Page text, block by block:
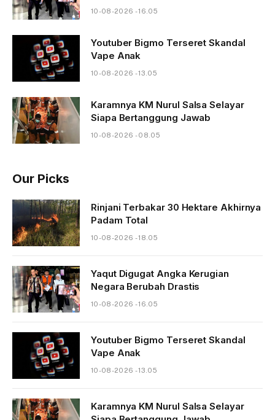
10-08-2026 - 16.05
Youtuber Bigmo Terseret Skandal
Vape Anak
10-08-2026 - 13.05
Karamnya KM Nurul Salsa Selayar
Siapa Bertanggung Jawab
10-08-2026 - 08.05
Our Picks
Rinjani Terbakar 30 Hektare Akhirnya
Padam Total
10-08-2026 - 18.05
Yaqut Digugat Angka Kerugian
Negara Berubah Drastis
10-08-2026 - 16.05
Youtuber Bigmo Terseret Skandal
Vape Anak
10-08-2026 - 13.05
Karamnya KM Nurul Salsa Selayar